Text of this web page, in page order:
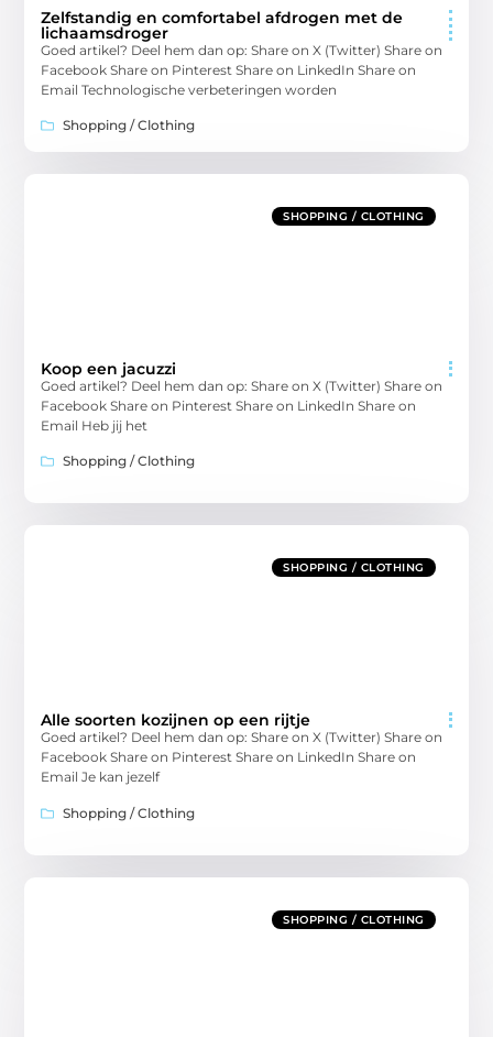
Zelfstandig en comfortabel afdrogen met de
lichaamsdroger
Goed artikel? Deel hem dan op: Share on X (Twitter) Share on
Facebook Share on Pinterest Share on LinkedIn Share on
Email Technologische verbeteringen worden
Shopping / Clothing
SHOPPING / CLOTHING
Koop een jacuzzi
Goed artikel? Deel hem dan op: Share on X (Twitter) Share on
Facebook Share on Pinterest Share on LinkedIn Share on
Email Heb jij het
Shopping / Clothing
SHOPPING / CLOTHING
Alle soorten kozijnen op een rijtje
Goed artikel? Deel hem dan op: Share on X (Twitter) Share on
Facebook Share on Pinterest Share on LinkedIn Share on
Email Je kan jezelf
Shopping / Clothing
SHOPPING / CLOTHING